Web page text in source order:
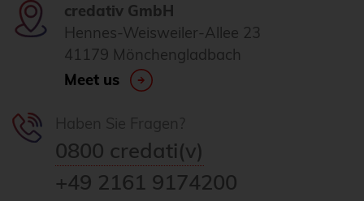
FreeRADIUS
Freie Software
FrOSCon
GitOps
GnuPG
credativ GmbH
Hennes-Weisweiler-Allee 23
41179 Mönchengladbach
Meet us
0800 credati(v)
+49 2161 9174200